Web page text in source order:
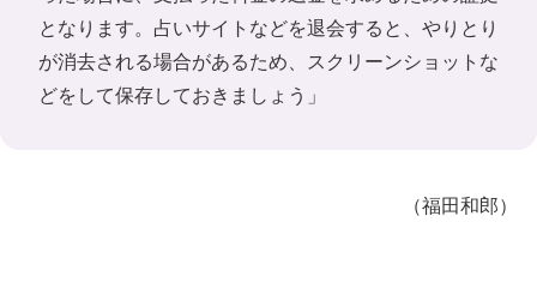
となります。占いサイトなどを退会すると、やりとり
が消去される場合があるため、スクリーンショットな
どをして保存しておきましょう」
（福田和郎）